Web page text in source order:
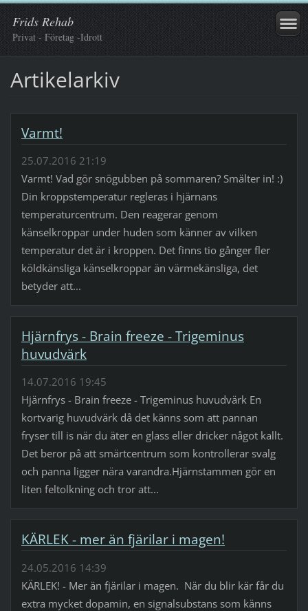
Frids Rehab
Privat - Företag -Idrott
Artikelarkiv
Varmt!
25.07.2016 21:19
Varmt! Vad gör snögubben på sommaren? Smälter in! :)
Din kroppstemperatur regleras i hjärnans
temperaturcentrum. Den reagerar genom
känselkroppar under huden som känner av vilken
temperatur det är i kroppen. Det finns tio gånger fler
köldkänsliga känselkroppar än värmekänsliga, det
betyder att...
Hjärnfrys - Brain freeze - Trigeminus
huvudvärk
14.07.2016 19:45
Hjärnfrys - Brain freeze - Trigeminus huvudvärk En
kortvarig huvudvärk då det känns som att pannan
fryser till is när du äter en glass eller dricker något kallt.
Det beror på att smärtcentrum som kontrollerar svalg
och panna ligger nära varandra.Hjärnstammen gör en
liten feltolkning och tror att...
KÄRLEK - mer än fjärilar i magen!
24.05.2016 14:39
KÄRLEK! - Mer än fjärilar i magen. När du blir kär får du
extra mycket dopamin, en signalsubstans som känns